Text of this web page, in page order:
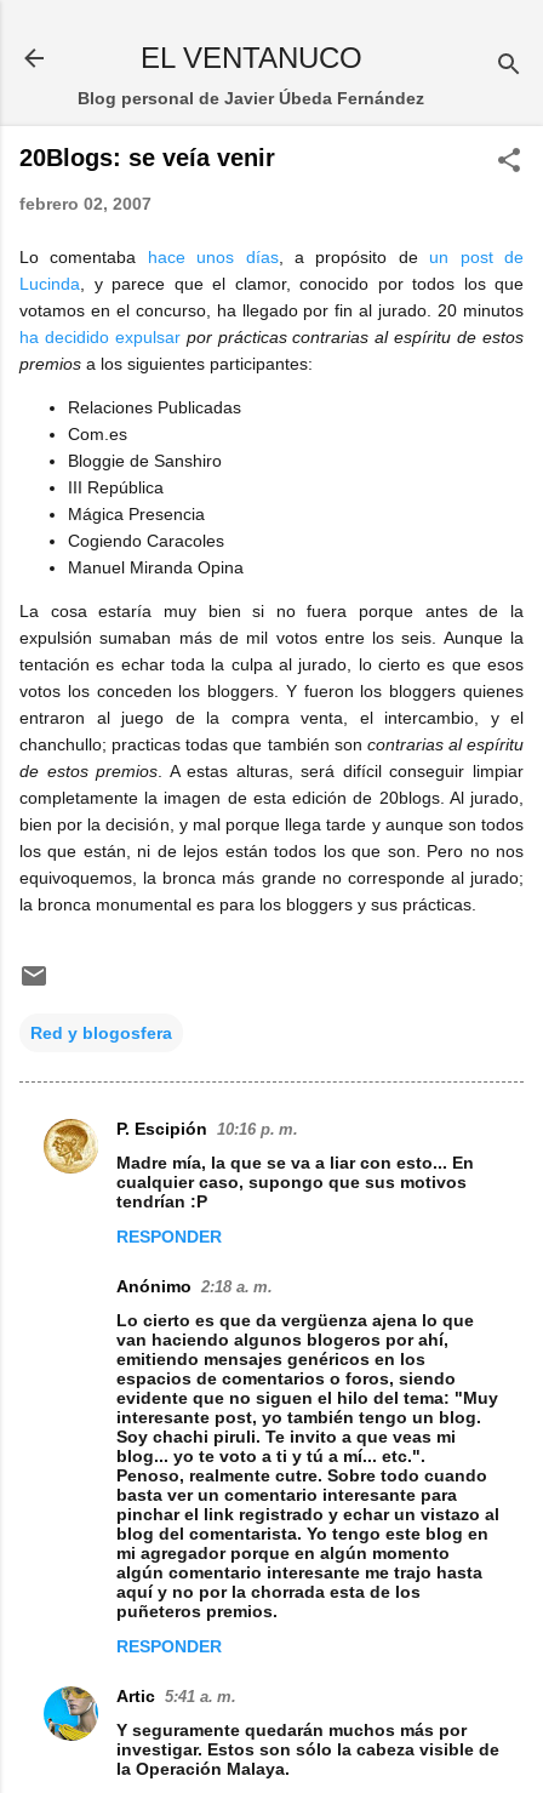
EL VENTANUCO
Blog personal de Javier Úbeda Fernández
20Blogs: se veía venir
febrero 02, 2007
Lo comentaba hace unos días, a propósito de un post de
Lucinda , y parece que el clamor, conocido por todos los que
votamos en el concurso, ha llegado por fin al jurado. 20 minutos
ha decidido expulsar por prácticas contrarias al espíritu de estos
premios a los siguientes participantes:
Relaciones Publicadas
Com.es
Bloggie de Sanshiro
III República
Mágica Presencia
Cogiendo Caracoles
Manuel Miranda Opina
La cosa estaría muy bien si no fuera porque antes de la
expulsión sumaban más de mil votos entre los seis. Aunque la
tentación es echar toda la culpa al jurado, lo cierto es que esos
votos los conceden los bloggers. Y fueron los bloggers quienes
entraron al juego de la compra venta, el intercambio, y el
chanchullo; practicas todas que también son contrarias al espíritu
de estos premios . A estas alturas, será difícil conseguir limpiar
completamente la imagen de esta edición de 20blogs. Al jurado,
bien por la decisión, y mal porque llega tarde y aunque son todos
los que están, ni de lejos están todos los que son. Pero no nos
equivoquemos, la bronca más grande no corresponde al jurado;
la bronca monumental es para los bloggers y sus prácticas.
Red y blogosfera
C
P. Escipión 10:16 p. m.
Madre mía, la que se va a liar con esto... En
cualquier caso, supongo que sus motivos
tendrían :P
RESPONDER
Anónimo 2:18 a. m.
Lo cierto es que da vergüenza ajena lo que
van haciendo algunos blogeros por ahí,
emitiendo mensajes genéricos en los
espacios de comentarios o foros, siendo
evidente que no siguen el hilo del tema: "Muy
interesante post, yo también tengo un blog.
Soy chachi piruli. Te invito a que veas mi
blog... yo te voto a ti y tú a mí... etc.".
Penoso, realmente cutre. Sobre todo cuando
basta ver un comentario interesante para
pinchar el link registrado y echar un vistazo al
blog del comentarista. Yo tengo este blog en
mi agregador porque en algún momento
algún comentario interesante me trajo hasta
aquí y no por la chorrada esta de los
puñeteros premios.
RESPONDER
Artic 5:41 a. m.
Y seguramente quedarán muchos más por
investigar. Estos son sólo la cabeza visible de
la Operación Malaya.